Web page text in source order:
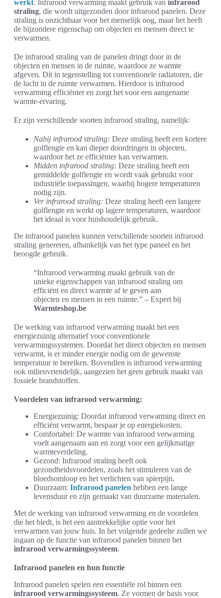
werkt. Infrarood verwarming maakt gebruik van infrarood
straling, die wordt uitgezonden door infrarood panelen. Deze
straling is onzichtbaar voor het menselijk oog, maar het heeft
de bijzondere eigenschap om objecten en mensen direct te
verwarmen.
De infrarood straling van de panelen dringt door in de
objecten en mensen in de ruimte, waardoor ze warmte
afgeven. Dit in tegenstelling tot conventionele radiatoren, die
de lucht in de ruimte verwarmen. Hierdoor is infrarood
verwarming efficiënter en zorgt het voor een aangename
warmte-ervaring.
Er zijn verschillende soorten infrarood straling, namelijk:
Nabij infrarood straling: Deze straling heeft een kortere
golflengte en kan dieper doordringen in objecten,
waardoor het ze efficiënter kan verwarmen.
Midden infrarood straling: Deze straling heeft een
gemiddelde golflengte en wordt vaak gebruikt voor
industriële toepassingen, waarbij hogere temperaturen
nodig zijn.
Ver infrarood straling: Deze straling heeft een langere
golflengte en werkt op lagere temperaturen, waardoor
het ideaal is voor huishoudelijk gebruik.
De infrarood panelen kunnen verschillende soorten infrarood
straling genereren, afhankelijk van het type paneel en het
beoogde gebruik.
“Infrarood verwarming maakt gebruik van de
unieke eigenschappen van infrarood straling om
efficiënt en direct warmte af te geven aan
objecten en mensen in een ruimte.” – Expert bij
Warmteshop.be
De werking van infrarood verwarming maakt het een
energiezuinig alternatief voor conventionele
verwarmingssystemen. Doordat het direct objecten en mensen
verwarmt, is er minder energie nodig om de gewenste
temperatuur te bereiken. Bovendien is infrarood verwarming
ook milieuvriendelijk, aangezien het geen gebruik maakt van
fossiele brandstoffen.
Voordelen van infrarood verwarming:
Energiezuinig: Doordat infrarood verwarming direct en
efficiënt verwarmt, bespaar je op energiekosten.
Comfortabel: De warmte van infrarood verwarming
voelt aangenaam aan en zorgt voor een gelijkmatige
warmteverdeling.
Gezond: Infrarood straling heeft ook
gezondheidsvoordelen, zoals het stimuleren van de
bloedsomloop en het verlichten van spierpijn.
Duurzaam: Infrarood panelen hebben een lange
levensduur en zijn gemaakt van duurzame materialen.
Met de werking van infrarood verwarming en de voordelen
die het biedt, is het een aantrekkelijke optie voor het
verwarmen van jouw huis. In het volgende gedeelte zullen we
ingaan op de functie van infrarood panelen binnen het
infrarood verwarmingssysteem.
Infrarood panelen en hun functie
Infrarood panelen spelen een essentiële rol binnen een
infrarood verwarmingssysteem. Ze vormen de basis voor